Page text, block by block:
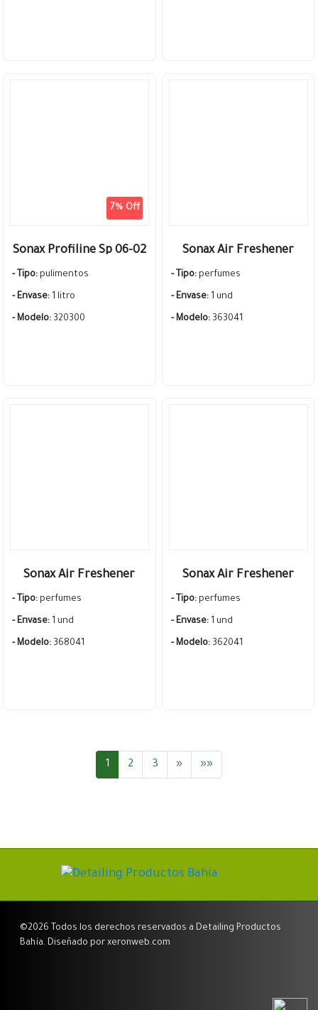
7% Off
Sonax Profiline Sp 06-02
1000ml Pasta Pulidora
Corte Alto
- Tipo: pulimentos
- Envase: 1 litro
- Modelo: 320300
Sonax Air Freshener
Perfume Aromatizador
Auto Rejilla Clip Sweet
- Tipo: perfumes
- Envase: 1 und
- Modelo: 363041
Sonax Air Freshener
Perfume Aromatizador
Auto Rejilla Clip Havana
- Tipo: perfumes
- Envase: 1 und
- Modelo: 368041
Sonax Air Freshener
Perfume Aromatizador
Auto Rejilla Clip Alm
- Tipo: perfumes
- Envase: 1 und
- Modelo: 362041
1 2 3 »Siguiente
»»Últ.
©2026 Todos los derechos reservados a Detailing Productos
Bahía. Diseñado por xeronweb.com